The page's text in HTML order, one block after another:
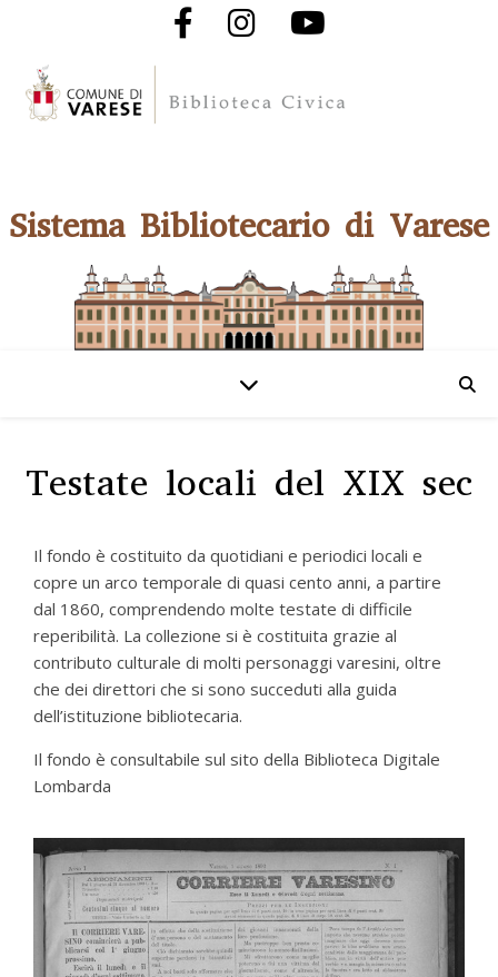
Sistema Bibliotecario di Varese
Testate locali del XIX sec
Il fondo è costituito da quotidiani e periodici locali e
copre un arco temporale di quasi cento anni, a partire
dal 1860, comprendendo molte testate di difficile
reperibilità. La collezione si è costituita grazie al
contributo culturale di molti personaggi varesini, oltre
che dei direttori che si sono succeduti alla guida
dell’istituzione bibliotecaria.
Il fondo è consultabile sul sito della Biblioteca Digitale
Lombarda